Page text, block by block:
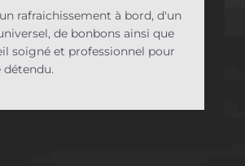
rafraichissement à bord, d'un
de bonbons ainsi que
soigné et professionnel pour
détendu.